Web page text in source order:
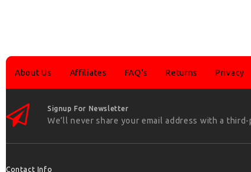
About Us Affiliates FAQ's Returns Privacy
Signup For Newsletter
We’ll never share your email address with a third-
Contact Info